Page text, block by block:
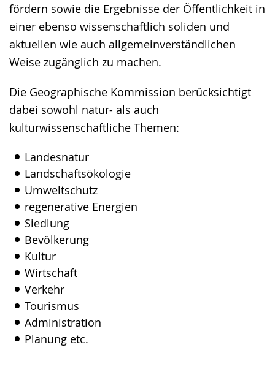
fördern sowie die Ergebnisse der Öffentlichkeit in
einer ebenso wissenschaftlich soliden und
aktuellen wie auch allgemeinverständlichen
Weise zugänglich zu machen.
Die Geographische Kommission berücksichtigt
dabei sowohl natur- als auch
kulturwissenschaftliche Themen:
Landesnatur
Landschaftsökologie
Umweltschutz
regenerative Energien
Siedlung
Bevölkerung
Kultur
Wirtschaft
Verkehr
Tourismus
Administration
Planung etc.